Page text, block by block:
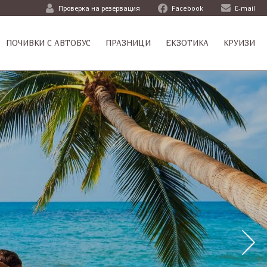
Проверка на резервация Facebook E-mail
ПОЧИВКИ С АВТОБУС ПРАЗНИЦИ ЕКЗОТИКА КРУИЗИ